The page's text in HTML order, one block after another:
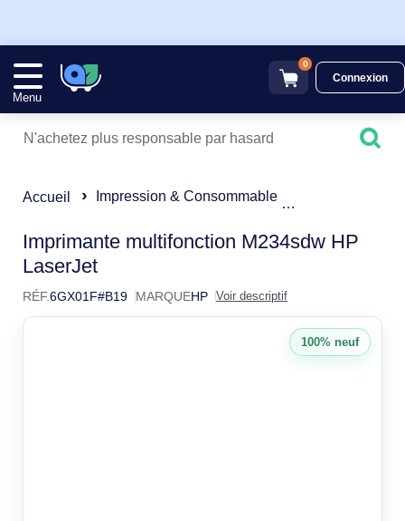
Menu
0
Connexion
Accueil Impression & Consommable
HP LaserJet M234sdw
Imprimante multifonction M234sdw HP
LaserJet
RÉF.6GX01F#B19 MARQUEHP Voir descriptif
100% neuf